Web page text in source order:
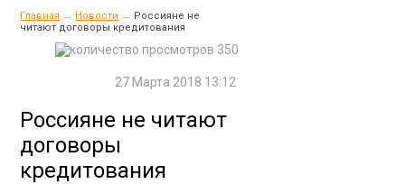
Главная → Новости → Россияне не
читают договоры кредитования
350
27 Марта 2018 13:12
Россияне не читают
договоры
кредитования